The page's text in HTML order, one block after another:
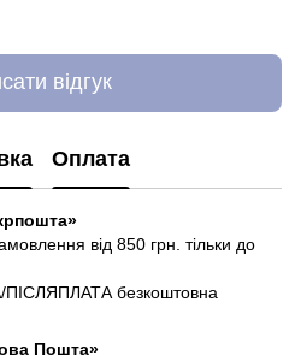
відгук
Оплата
від 850 грн. тільки до
ПІСЛЯПЛАТА безкоштовна
Пошта»